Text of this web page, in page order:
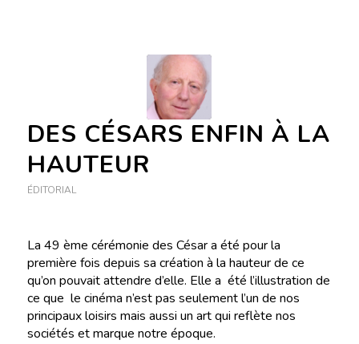
DES CÉSARS ENFIN À LA
HAUTEUR
ÉDITORIAL
La 49 ème cérémonie des César a été pour la
première fois depuis sa création à la hauteur de ce
qu’on pouvait attendre d’elle. Elle a été l’illustration de
ce que le cinéma n’est pas seulement l’un de nos
principaux loisirs mais aussi un art qui reflète nos
sociétés et marque notre époque.